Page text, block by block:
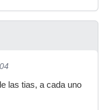
las tias, a cada uno